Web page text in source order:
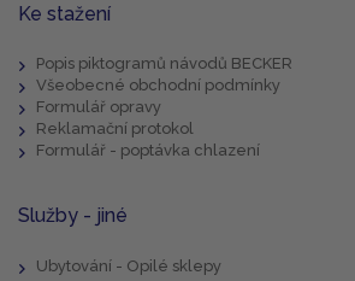
Ke stažení
Popis piktogramů návodů BECKER
Všeobecné obchodní podmínky
Formulář opravy
Reklamační protokol
Formulář - poptávka chlazení
Služby - jiné
Ubytování - Opilé sklepy